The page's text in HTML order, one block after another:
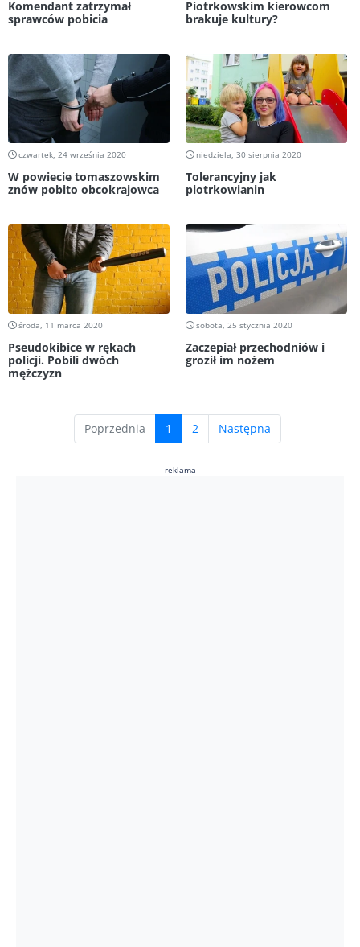
Komendant zatrzymał
sprawców pobicia
Piotrkowskim kierowcom
brakuje kultury?
czwartek, 24 września 2020
W powiecie tomaszowskim
znów pobito obcokrajowca
niedziela, 30 sierpnia 2020
Tolerancyjny jak
piotrkowianin
środa, 11 marca 2020
Pseudokibice w rękach
policji. Pobili dwóch
mężczyzn
sobota, 25 stycznia 2020
Zaczepiał przechodniów i
groził im nożem
Poprzednia 1 (current)
2 Następna
reklama